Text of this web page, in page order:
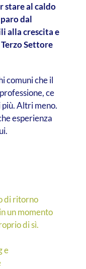
stare al caldo
dal
alla crescita e
Settore
comuni che il
ce
Altri meno.
esperienza
di ritorno
un momento
di sì.
e